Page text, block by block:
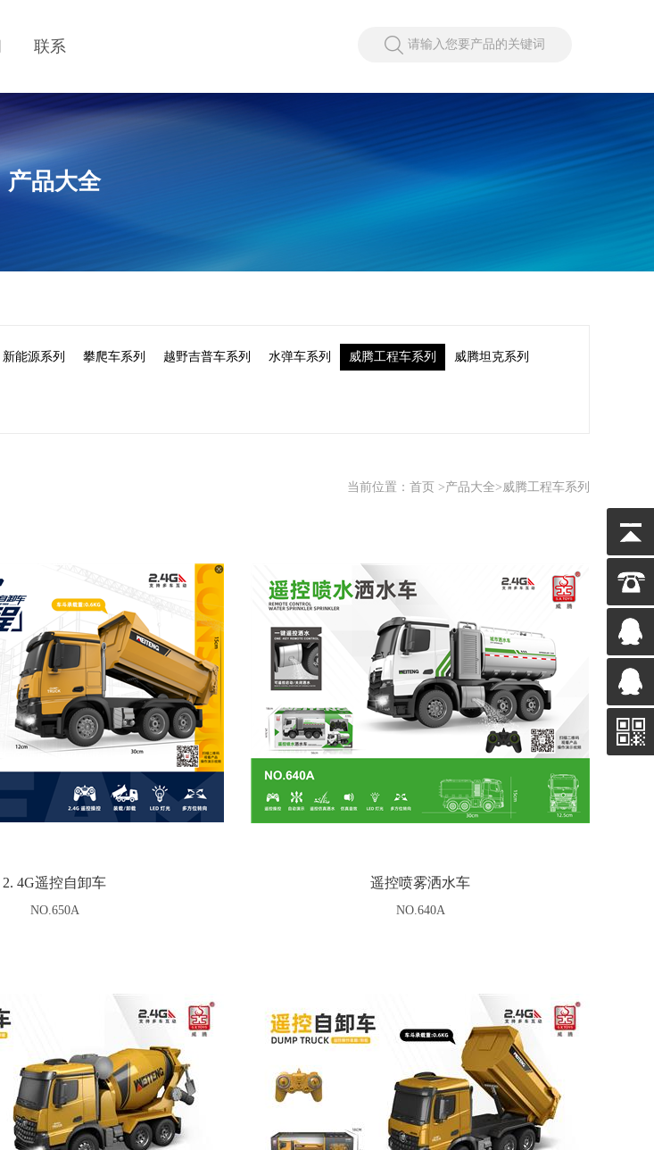
联系 请输入您要产品的关键词
产品大全
新能源系列 攀爬车系列 越野吉普车系列 水弹车系列 威腾工程车系列 威腾坦克系列
当前位置： 首页 >产品大全>威腾工程车系列
2. 4G遥控自卸车
NO.650A
遥控喷雾洒水车
NO.640A